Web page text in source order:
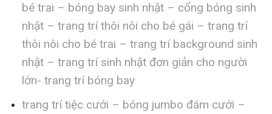
bé trai – bóng bay sinh nhật – cổng bóng sinh
nhật – trang trí thôi nôi cho bé gái – trang trí
thôi nôi cho bé trai – trang trí background sinh
nhật – trang trí sinh nhật đơn giản cho người
lớn- trang trí bóng bay
trang trí tiệc cưới – bóng jumbo đám cưới –